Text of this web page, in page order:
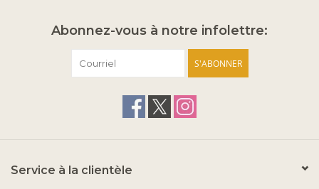
Abonnez-vous à notre infolettre:
S'ABONNER
Service à la clientèle